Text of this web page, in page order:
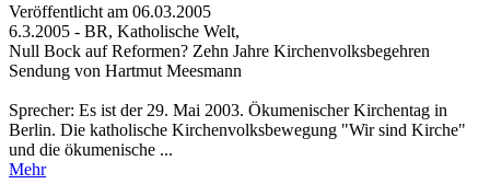
Veröffentlicht am 06­.03.2005
6.3.2005 - BR, Katholische Welt,
Null Bock auf Reformen? Zehn Jahre Kirchenvolksbegehren
Sendung von Hartmut Meesmann
Sprecher: Es ist der 29. Mai 2003. Ökumenischer Kirchentag in
Berlin. Die katholische Kirchenvolksbewegung "Wir sind Kirche"
und die ökumenische ...
Mehr